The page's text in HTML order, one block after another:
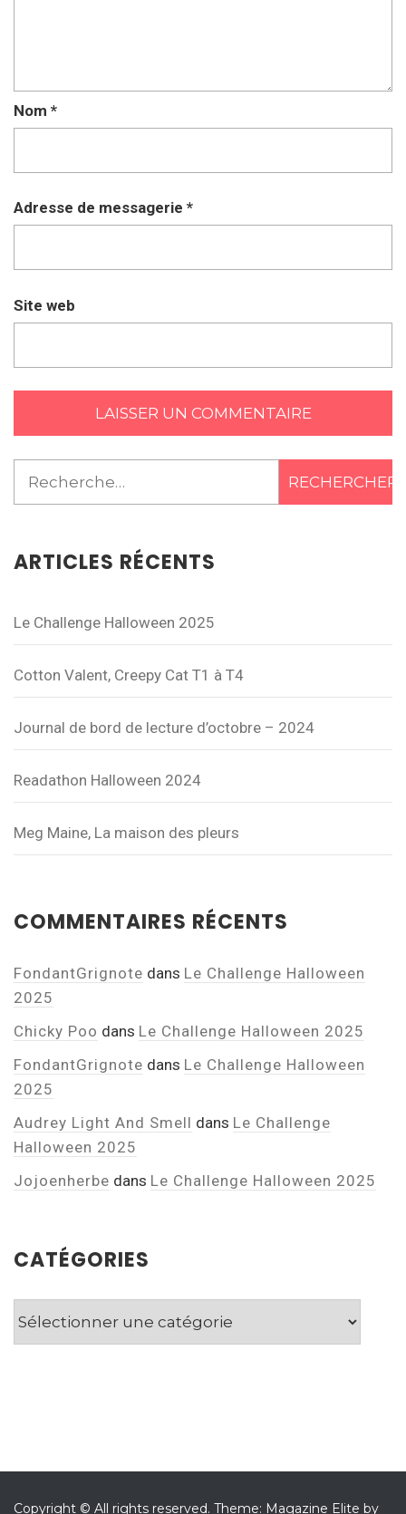
Nom *
Adresse de messagerie *
Site web
ARTICLES RÉCENTS
Le Challenge Halloween 2025
Cotton Valent, Creepy Cat T1 à T4
Journal de bord de lecture d’octobre – 2024
Readathon Halloween 2024
Meg Maine, La maison des pleurs
COMMENTAIRES RÉCENTS
FondantGrignote dans Le Challenge Halloween
2025
Chicky Poo dans Le Challenge Halloween 2025
FondantGrignote dans Le Challenge Halloween
2025
Audrey Light And Smell dans Le Challenge
Halloween 2025
Jojoenherbe dans Le Challenge Halloween 2025
CATÉGORIES
Copyright © All rights reserved. Theme: Magazine Elite by